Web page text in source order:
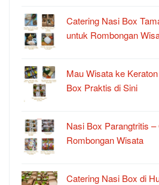
Catering Nasi Box
untuk Rombongan
Mau Wisata ke
Box Praktis di Sini
Nasi Box Parangtritis
Rombongan Wisata
Catering Nasi Box di